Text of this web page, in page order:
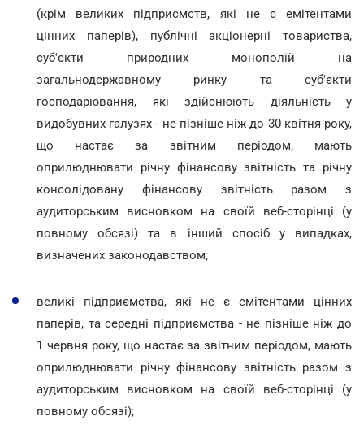
(крім великих підприємств, які не є емітентами
цінних паперів), публічні акціонерні товариства,
суб'єкти природних монополій на
загальнодержавному ринку та суб'єкти
господарювання, які здійснюють діяльність у
видобувних галузях - не пізніше ніж до 30 квітня року,
що настає за звітним періодом, мають
оприлюднювати річну фінансову звітність та річну
консолідовану фінансову звітність разом з
аудиторським висновком на своїй веб-сторінці (у
повному обсязі) та в інший спосіб у випадках,
визначених законодавством;
великі підприємства, які не є емітентами цінних
паперів, та середні підприємства - не пізніше ніж до
1 червня року, що настає за звітним періодом, мають
оприлюднювати річну фінансову звітність разом з
аудиторським висновком на своїй веб-сторінці (у
повному обсязі);